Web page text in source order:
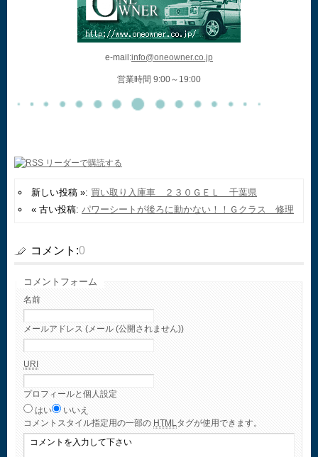
e-mail:info@oneowner.co.jp
営業時間 9:00～19:00
新しい投稿 »: 買い取り入庫車 ２３０ＧＥＬ 千葉県
« 古い投稿: パワーシートが後ろに動かない！！Ｇクラス 修理
コメント:0
コメントフォーム
名前
メールアドレス (メール (公開されません))
URI
プロフィールと個人設定
はい
いいえ
コメント スタイル指定用の一部の HTMLタグが使用できます。